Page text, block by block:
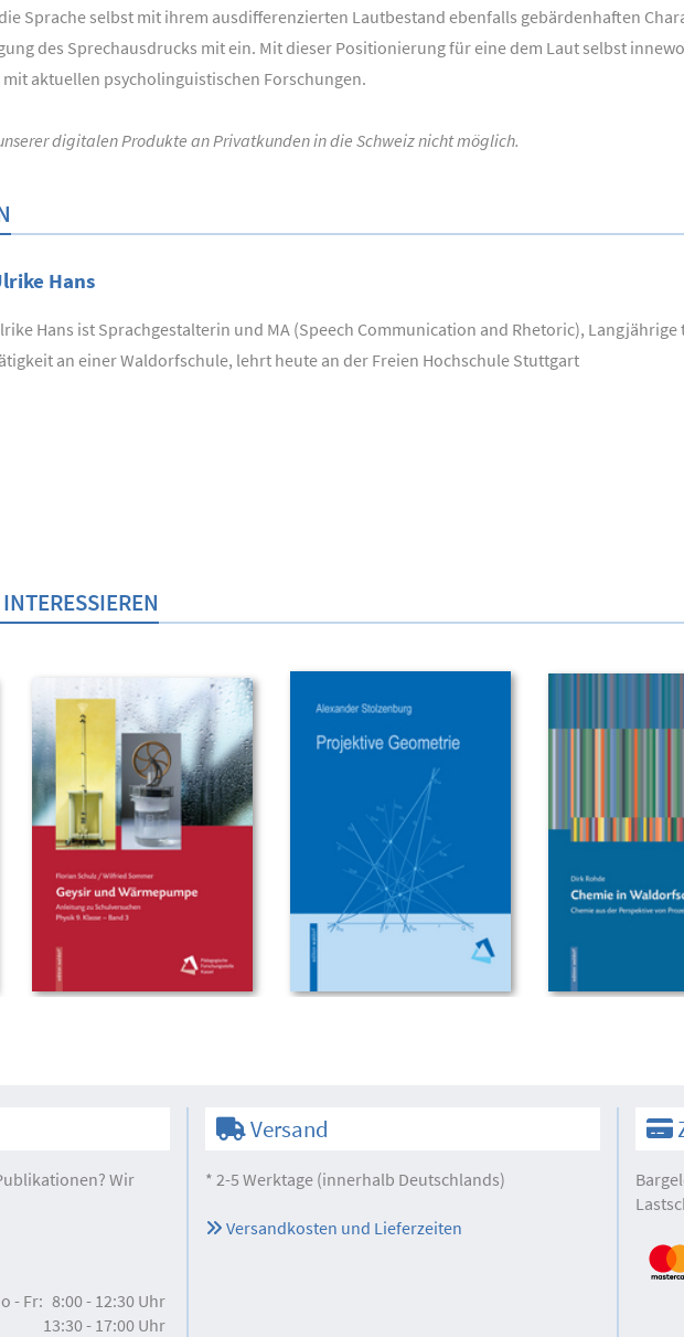
Sprache selbst mit ihrem ausdifferenzierten Lautbestand ebenfalls gebärdenhaften
des Sprechausdrucks mit ein. Mit dieser Positionierung für eine dem Laut selbst
aktuellen psycholinguistischen Forschungen.
digitalen Produkte an Privatkunden in die Schweiz nicht möglich.
Hans
Hans ist Sprachgestalterin und MA (Speech Communication and Rhetoric),
an einer Waldorfschule, lehrt heute an der Freien Hochschule Stuttgart
Wir
- Fr: 8:00 - 12:30 Uhr
13:30 - 17:00 Uhr
Versand
* 2-5 Werktage (innerhalb Deutschlands)
Versandkosten und Lieferzeiten